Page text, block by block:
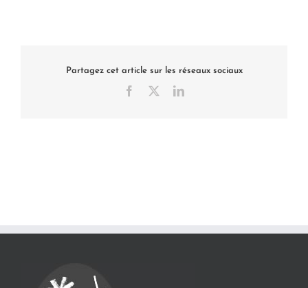
Partagez cet article sur les réseaux sociaux
Facebook LinkedIn